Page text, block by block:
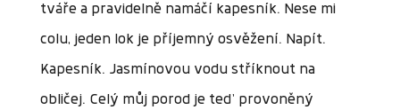
tváře a pravidelně namáčí kapesník. Nese mi
colu, jeden lok je příjemný osvěžení. Napít.
Kapesník. Jasmínovou vodu stříknout na
obličej. Celý můj porod je teď provoněný